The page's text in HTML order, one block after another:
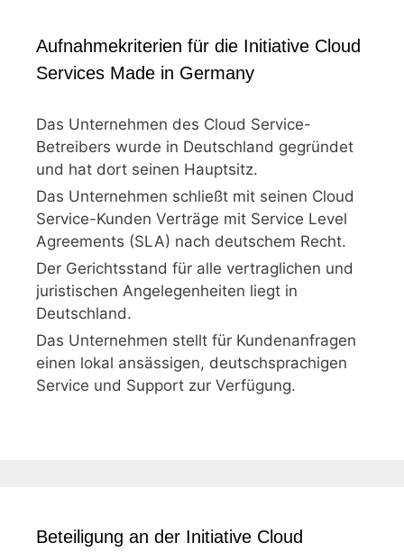
Aufnahmekriterien für die Initiative Cloud
Services Made in Germany
Das Unternehmen des Cloud Service-
Betreibers wurde in Deutschland gegründet
und hat dort seinen Hauptsitz.
Das Unternehmen schließt mit seinen Cloud
Service-Kunden Verträge mit Service Level
Agreements (SLA) nach deutschem Recht.
Der Gerichtsstand für alle vertraglichen und
juristischen Angelegenheiten liegt in
Deutschland.
Das Unternehmen stellt für Kundenanfragen
einen lokal ansässigen, deutschsprachigen
Service und Support zur Verfügung.
Beteiligung an der Initiative Cloud